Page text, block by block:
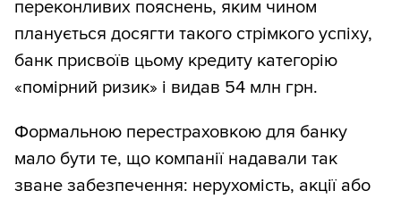
переконливих пояснень, яким чином
планується досягти такого стрімкого успіху,
банк присвоїв цьому кредиту категорію
«помірний ризик» і видав 54 млн грн.
Формальною перестраховкою для банку
мало бути те, що компанії надавали так
зване забезпечення: нерухомість, акції або